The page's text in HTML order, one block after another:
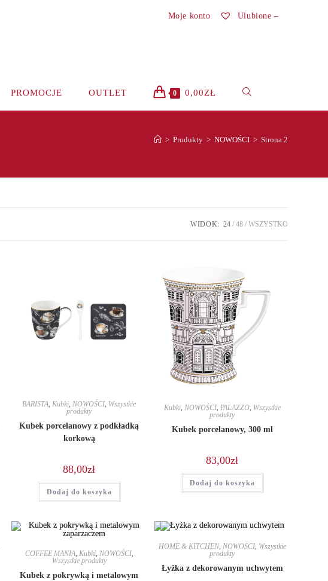
Moje konto Ulubione –
PROMOCJE OUTLET 0 0,00ZŁ TOGGLE
> Produkty > NOWOŚCI > Strona 2
WIDOK: 24 48 WSZYSTKO
BARISTA Kubki NOWOŚCI Wszystkie
produkty
Kubek porcelanowy z podkładką
korkową
88,00zł
Dodaj do koszyka
Kubki, NOWOŚCI, PALAZZO, Wszystkie
produkty
Kubek porcelanowy, 300 ml
83,00zł
Dodaj do koszyka
COFFEE MANIA, Kubki, NOWOŚCI,
Wszystkie produkty
Kubek z pokrywką i metalowym
HOME & KITCHEN, NOWOŚCI, Wszystkie
produkty
Łyżka z dekorowanym uchwytem